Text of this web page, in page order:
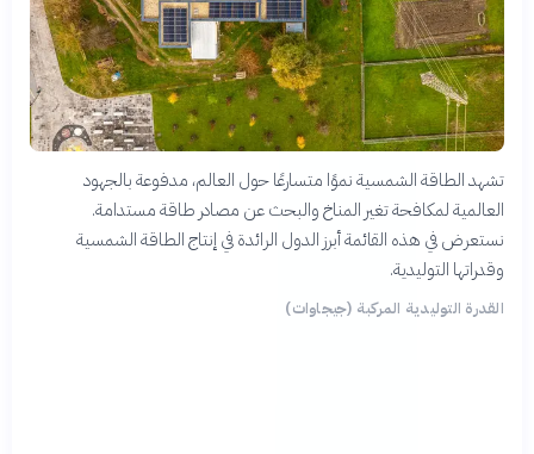
تشهد الطاقة الشمسية نموًا متسارعًا حول العالم، مدفوعة بالجهود
العالمية لمكافحة تغير المناخ والبحث عن مصادر طاقة مستدامة.
نستعرض في هذه القائمة أبرز الدول الرائدة في إنتاج الطاقة الشمسية
وقدراتها التوليدية.
القدرة التوليدية المركبة (جيجاوات)